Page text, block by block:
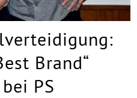
Brand“
PS